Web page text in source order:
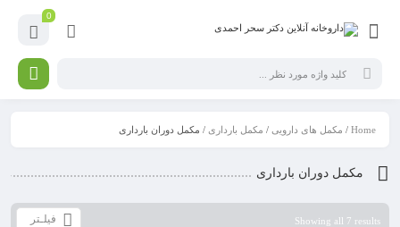
0
Home
/ مکمل های دارویی / مکمل بارداری / مکمل دوران بارداری
مکمل دوران بارداری
فیلـتر Showing all 7 results